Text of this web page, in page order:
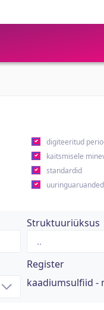
digiteeritud
kaitsmisele
standardid
uuringuaruanded
Struktuuriüksus
Register
kaadiumsulfiid -